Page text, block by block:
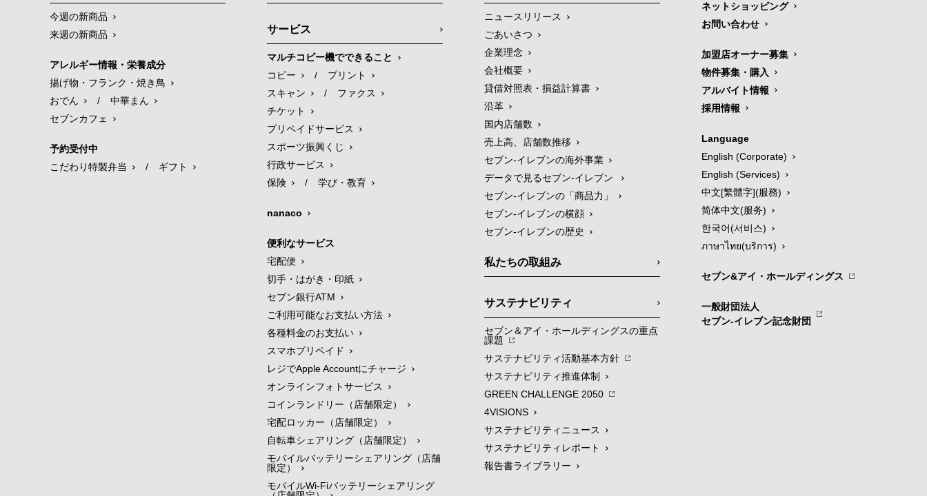
今週の新商品
来週の新商品
アレルギー情報・栄養成分
揚げ物・フランク・焼き鳥
おでん
/
中華まん
セブンカフェ
予約受付中
こだわり特製弁当
/ ギフト
サービス
マルチコピー機でできること
コピー
/
プリント
スキャン
/
ファクス
チケット
プリペイドサービス
スポーツ振興くじ
行政サービス
保険
/ 学び・教育
nanaco
便利なサービス
宅配便
切手・はがき・印紙
セブン銀行ATM
ご利用可能なお支払い方法
各種料金のお支払い
スマホプリペイド
レジでApple Accountにチャージ
オンラインフォトサービス
コインランドリー（店舗限定）
宅配ロッカー（店舗限定）
自転車シェアリング（店舗限定）
モバイルバッテリーシェアリング（店舗
限定）
モバイルWi-Fiバッテリーシェアリング
ニュースリリース
ごあいさつ
企業理念
会社概要
貸借対照表・損益計算書
沿革
国内店舗数
売上高、店舗数推移
セブン‐イレブンの海外事業
データで見るセブン‐イレブン
セブン‐イレブンの「商品力」
セブン-イレブンの横顔
セブン-イレブンの歴史
私たちの取組み
サステナビリティ
セブン＆アイ・ホールディングスの重点
課題
サステナビリティ活動基本方針
サステナビリティ推進体制
GREEN CHALLENGE 2050
4VISIONS
サステナビリティニュース
サステナビリティレポート
報告書ライブラリー
ネットショッピング
お問い合わせ
加盟店オーナー募集
物件募集・購入
アルバイト情報
採用情報
Language
English (Corporate)
English (Services)
中文[繁體字](服務)
简体中文(服务)
한국어(서비스)
ภาษาไทย(บริการ)
セブン&アイ・ホールディングス
一般財団法人
セブン-イレブン記念財団